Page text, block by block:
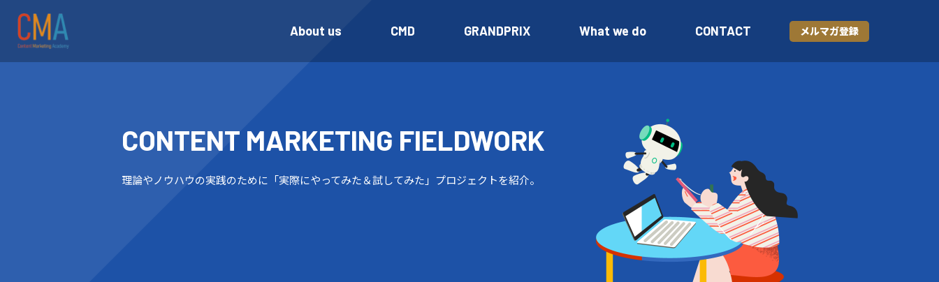
About us CMD GRANDPRIX What we do CONTACT メルマガ登録
CONTENT MARKETING FIELDWORK
理論やノウハウの実践のために「実際にやってみた＆試してみた」プロジェクトを紹介。